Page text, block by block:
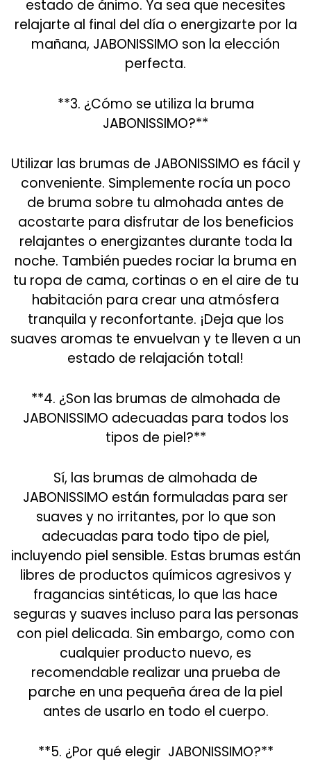
estado de ánimo. Ya sea que necesites
relajarte al final del día o energizarte por la
mañana, JABONISSIMO son la elección
perfecta.
**3. ¿Cómo se utiliza la bruma
JABONISSIMO?**
Utilizar las brumas de JABONISSIMO es fácil y
conveniente. Simplemente rocía un poco
de bruma sobre tu almohada antes de
acostarte para disfrutar de los beneficios
relajantes o energizantes durante toda la
noche. También puedes rociar la bruma en
tu ropa de cama, cortinas o en el aire de tu
habitación para crear una atmósfera
tranquila y reconfortante. ¡Deja que los
suaves aromas te envuelvan y te lleven a un
estado de relajación total!
**4. ¿Son las brumas de almohada de
JABONISSIMO adecuadas para todos los
tipos de piel?**
Sí, las brumas de almohada de
JABONISSIMO están formuladas para ser
suaves y no irritantes, por lo que son
adecuadas para todo tipo de piel,
incluyendo piel sensible. Estas brumas están
libres de productos químicos agresivos y
fragancias sintéticas, lo que las hace
seguras y suaves incluso para las personas
con piel delicada. Sin embargo, como con
cualquier producto nuevo, es
recomendable realizar una prueba de
parche en una pequeña área de la piel
antes de usarlo en todo el cuerpo.
**5. ¿Por qué elegir JABONISSIMO?**